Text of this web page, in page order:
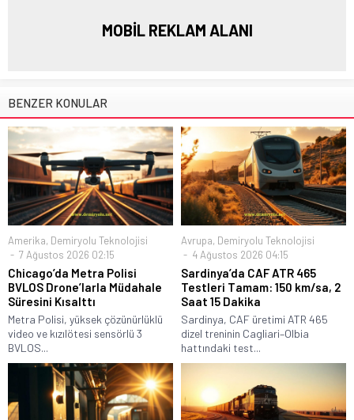
MOBİL REKLAM ALANI
BENZER KONULAR
Amerika, Demiryolu Teknolojisi
7 Ağustos 2026 02:15
Chicago’da Metra Polisi
BVLOS Drone’larla Müdahale
Süresini Kısalttı
Metra Polisi, yüksek çözünürlüklü
video ve kızılötesi sensörlü 3
BVLOS...
Avrupa, Demiryolu Teknolojisi
4 Ağustos 2026 04:15
Sardinya’da CAF ATR 465
Testleri Tamam: 150 km/sa, 2
Saat 15 Dakika
Sardinya, CAF üretimi ATR 465
dizel treninin Cagliari–Olbia
hattındaki test...